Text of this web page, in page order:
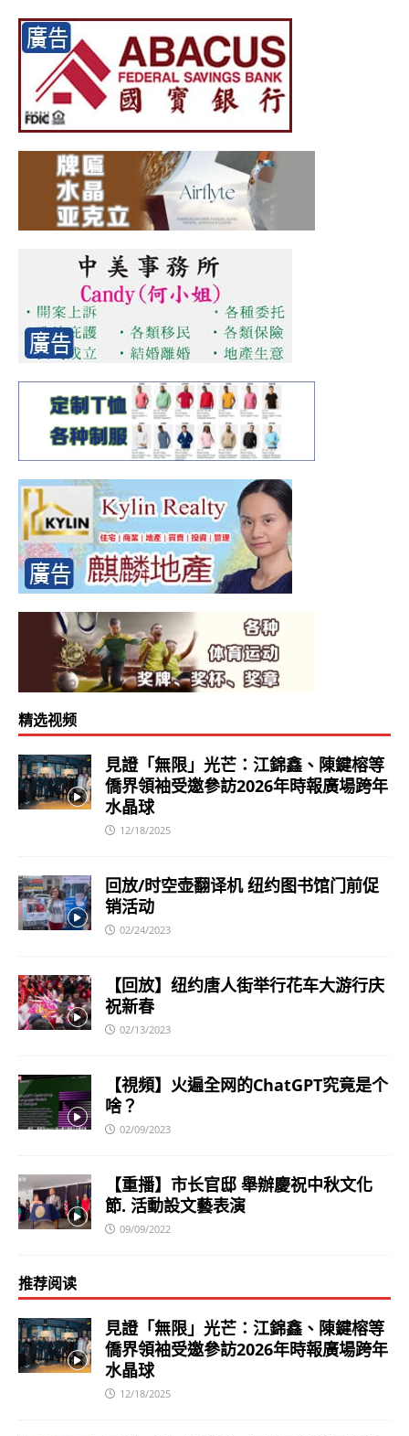
精选视频
見證「無限」光芒：江錦鑫、陳鍵榕等
僑界領袖受邀參訪2026年時報廣場跨年
水晶球
12/18/2025
回放/时空壶翻译机 纽约图书馆门前促
销活动
02/24/2023
【回放】纽约唐人街举行花车大游行庆
祝新春
02/13/2023
【視頻】火遍全网的ChatGPT究竟是个
啥？
02/09/2023
【重播】市长官邸 舉辦慶祝中秋文化
節. 活動設文藝表演
09/09/2022
推荐阅读
見證「無限」光芒：江錦鑫、陳鍵榕等
僑界領袖受邀參訪2026年時報廣場跨年
水晶球
12/18/2025